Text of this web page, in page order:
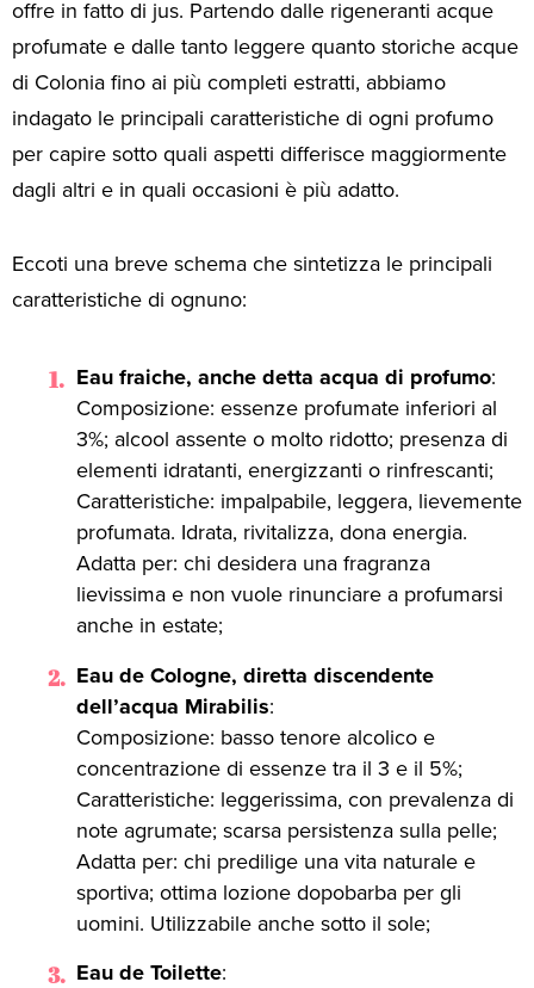
offre in fatto di jus. Partendo dalle rigeneranti acque
profumate e dalle tanto leggere quanto storiche acque
di Colonia fino ai più completi estratti, abbiamo
indagato le principali caratteristiche di ogni profumo
per capire sotto quali aspetti differisce maggiormente
dagli altri e in quali occasioni è più adatto.
Eccoti una breve schema che sintetizza le principali
caratteristiche di ognuno:
Eau fraiche, anche detta acqua di profumo:
Composizione: essenze profumate inferiori al
3%; alcool assente o molto ridotto; presenza di
elementi idratanti, energizzanti o rinfrescanti;
Caratteristiche: impalpabile, leggera, lievemente
profumata. Idrata, rivitalizza, dona energia.
Adatta per: chi desidera una fragranza
lievissima e non vuole rinunciare a profumarsi
anche in estate;
Eau de Cologne, diretta discendente
dell’acqua Mirabilis:
Composizione: basso tenore alcolico e
concentrazione di essenze tra il 3 e il 5%;
Caratteristiche: leggerissima, con prevalenza di
note agrumate; scarsa persistenza sulla pelle;
Adatta per: chi predilige una vita naturale e
sportiva; ottima lozione dopobarba per gli
uomini. Utilizzabile anche sotto il sole;
Eau de Toilette: